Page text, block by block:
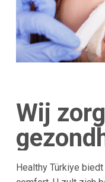
Wij
Healthy Türkiye